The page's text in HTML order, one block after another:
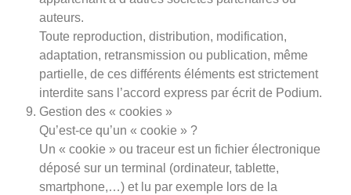
auteurs.
Toute reproduction, distribution, modification,
adaptation, retransmission ou publication, même
partielle, de ces différents éléments est strictement
interdite sans l’accord express par écrit de Podium.
Gestion des « cookies »
Qu’est-ce qu’un « cookie » ?
Un « cookie » ou traceur est un fichier électronique
déposé sur un terminal (ordinateur, tablette,
smartphone,…) et lu par exemple lors de la